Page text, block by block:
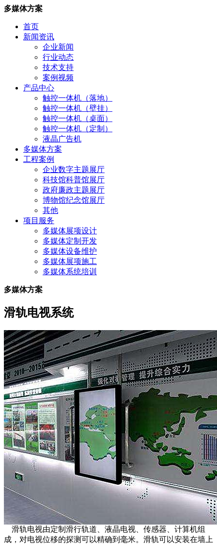
多媒体方案
首页
新闻资讯
企业新闻
行业动态
技术支持
案例视频
产品中心
触控一体机（落地）
触控一体机（壁挂）
触控一体机（桌面）
触控一体机（定制）
液晶广告机
多媒体方案
工程案例
企业数字主题展厅
科技馆科普馆展厅
政府廉政主题展厅
博物馆纪念馆展厅
其他
项目服务
多媒体展项设计
多媒体定制开发
多媒体设备维护
多媒体展项施工
多媒体系统培训
多媒体方案
滑轨电视系统
滑轨电视由定制滑行轨道、液晶电视、传感器、计算机组
成，对电视位移的探测可以精确到毫米。滑轨可以安装在墙上